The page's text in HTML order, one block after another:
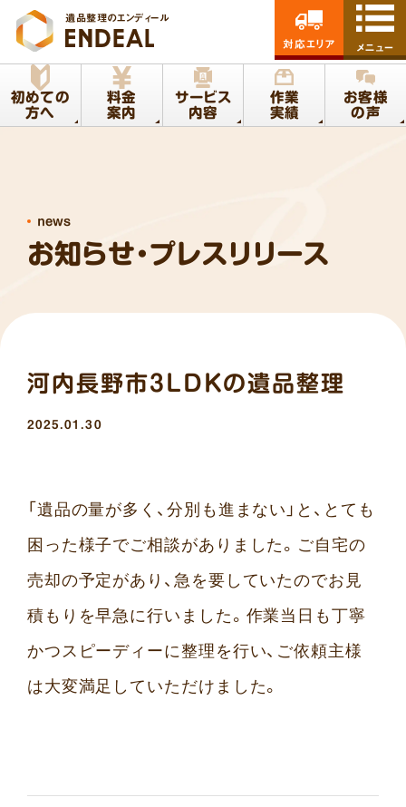
遺品整理のエンディール
初めての
方へ
料金
案内
サービス
内容
作業
実績
お客様
の声
対応エリア メニュー
お知らせ・プレスリリース
news
河内長野市3LDKの遺品整理
2025.01.30
「遺品の量が多く、分別も進まない」と、とても
困った様子でご相談がありました。ご自宅の
売却の予定があり、急を要していたのでお見
積もりを早急に行いました。作業当日も丁寧
かつスピーディーに整理を行い、ご依頼主様
は大変満足していただけました。